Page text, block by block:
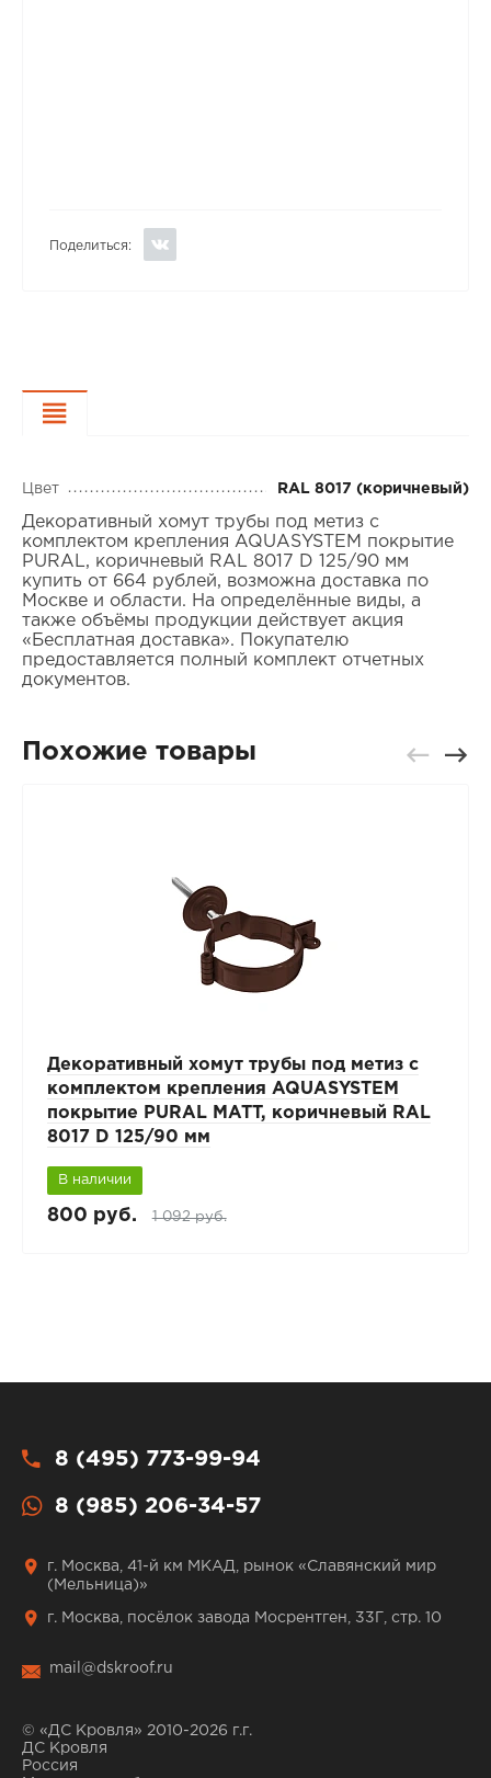
Поделиться:
Цвет RAL 8017 (коричневый)
Декоративный хомут трубы под метиз с
комплектом крепления AQUASYSTEM покрытие
PURAL, коричневый RAL 8017 D 125/90 мм
купить от 664 рублей, возможна доставка по
Москве и области. На определённые виды, а
также объёмы продукции действует акция
«Бесплатная доставка». Покупателю
предоставляется полный комплект отчетных
документов.
Похожие товары
Декоративный хомут трубы под метиз с
комплектом крепления AQUASYSTEM
покрытие PURAL MATT, коричневый RAL
8017 D 125/90 мм
В наличии
800 руб. 1 092 руб.
8 (495) 773-99-94
8 (985) 206-34-57
г. Москва, 41-й км МКАД, рынок «Славянский мир
(Мельница)»
г. Москва, посёлок завода Мосрентген, 33Г, стр. 10
mail@dskroof.ru
© «ДС Кровля» 2010-2026 г.г.
ДС Кровля
Россия